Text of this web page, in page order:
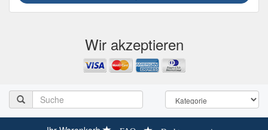
Wir akzeptieren